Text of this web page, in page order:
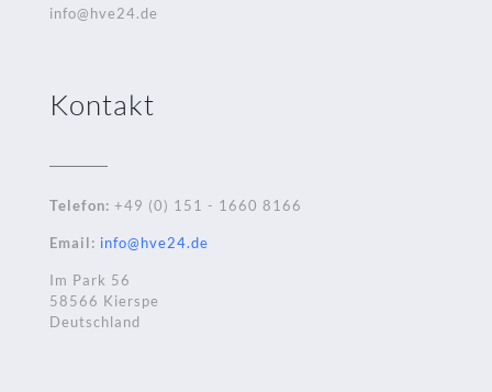
info@hve24.de
Kontakt
Telefon: +49 (0) 151 - 1660 8166
Email: info@hve24.de
Im Park 56
58566 Kierspe
Deutschland